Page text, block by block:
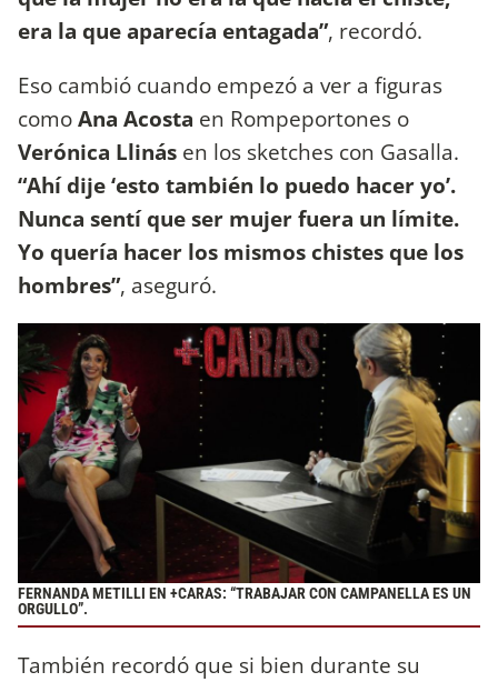
era la que aparecía entagada”, recordó.
Eso cambió cuando empezó a ver a figuras
comoAna Acosta en Rompeportones o
Verónica Llinás en los sketches con Gasalla.
“Ahí dije ‘esto también lo puedo hacer yo’.
Nunca sentí que ser mujer fuera un límite.
Yo quería hacer los mismos chistes que los
hombres”, aseguró.
FERNANDA METILLI EN +CARAS: “TRABAJAR CON CAMPANELLA ES UN
ORGULLO”.
También recordó que si bien durante su